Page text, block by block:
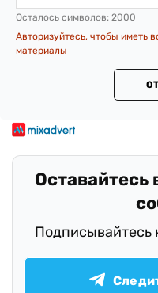
Осталось символов: 2000
Авторизуйтесь, чтобы иметь
материалы
Оставайтесь
Подписывайтесь